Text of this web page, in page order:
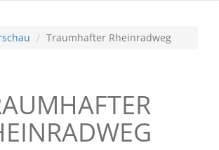
Traumhafter Rheinradweg